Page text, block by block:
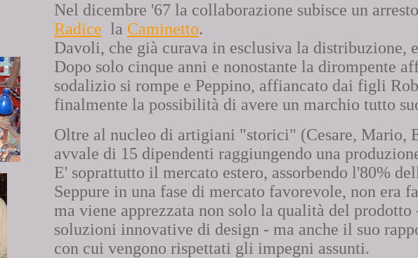
Nel dicembre '67 la collaborazione subisce un
Radice la Caminetto.
Davoli, che già curava in esclusiva la distribuzione,
Dopo solo cinque anni e nonostante la dirompente
sodalizio si rompe e Peppino, affiancato dai figli
finalmente la possibilità di avere un marchio tutto
Oltre al nucleo di artigiani "storici" (Cesare, Mario,
avvale di 15 dipendenti raggiungendo una
E' soprattutto il mercato estero, assorbendo l'80%
Seppure in una fase di mercato favorevole, non era
ma viene apprezzata non solo la qualità del
soluzioni innovative di design - ma anche il suo
con cui vengono rispettati gli impegni assunti.